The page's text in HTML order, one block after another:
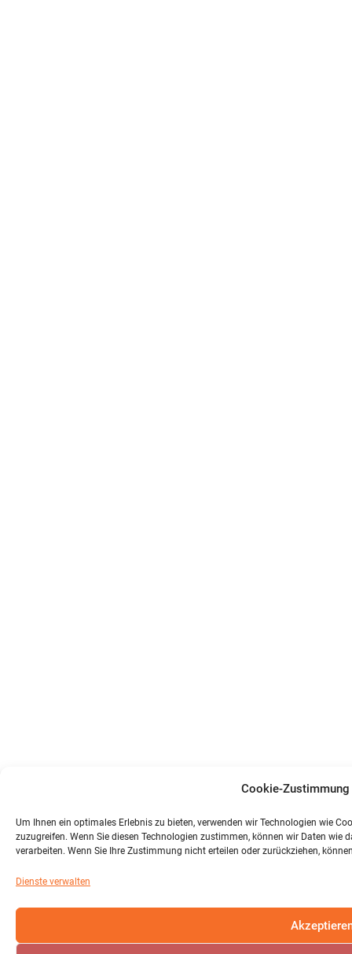
Cookie-Zustimmung
Um Ihnen ein optimales Erlebnis zu bieten, verwenden wir Technologien wie
zuzugreifen. Wenn Sie diesen Technologien zustimmen, können wir Daten wie
verarbeiten. Wenn Sie Ihre Zustimmung nicht erteilen oder zurückziehen,
Dienste verwalten